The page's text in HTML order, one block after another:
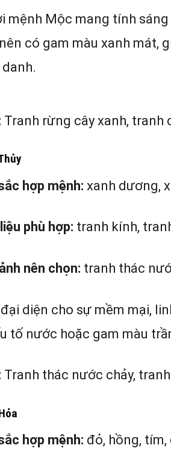
mệnh Mộc mang tính
có gam màu xanh mát,
Tranh rừng cây xanh, tranh
hợp mệnh: xanh dương,
phù hợp: tranh kính,
nên chọn: tranh thác
diện cho sự mềm mại,
tố nước hoặc gam màu
Tranh thác nước chảy,
hợp mệnh: đỏ, hồng, tím,